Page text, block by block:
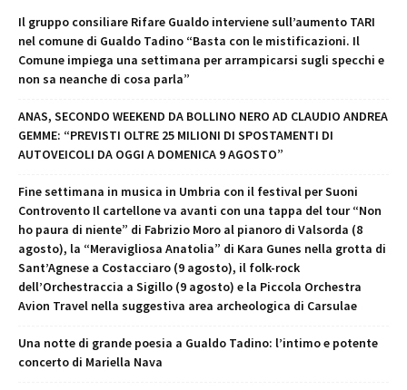
Il gruppo consiliare Rifare Gualdo interviene sull’aumento TARI
nel comune di Gualdo Tadino “Basta con le mistificazioni. Il
Comune impiega una settimana per arrampicarsi sugli specchi e
non sa neanche di cosa parla”
ANAS, SECONDO WEEKEND DA BOLLINO NERO AD CLAUDIO ANDREA
GEMME: “PREVISTI OLTRE 25 MILIONI DI SPOSTAMENTI DI
AUTOVEICOLI DA OGGI A DOMENICA 9 AGOSTO”
Fine settimana in musica in Umbria con il festival per Suoni
Controvento Il cartellone va avanti con una tappa del tour “Non
ho paura di niente” di Fabrizio Moro al pianoro di Valsorda (8
agosto), la “Meravigliosa Anatolia” di Kara Gunes nella grotta di
Sant’Agnese a Costacciaro (9 agosto), il folk-rock
dell’Orchestraccia a Sigillo (9 agosto) e la Piccola Orchestra
Avion Travel nella suggestiva area archeologica di Carsulae
Una notte di grande poesia a Gualdo Tadino: l’intimo e potente
concerto di Mariella Nava